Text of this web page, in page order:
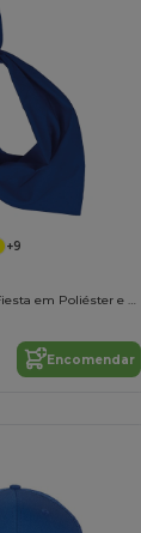
+9
Bandana Estilo Fiesta em Poliéster e Algodão
Encomendar